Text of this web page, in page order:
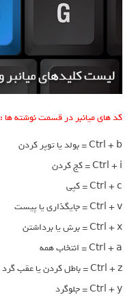
کد های میانبر در قسمت نوشته ها :
Ctrl + b = بولد یا توپر کردن
Ctrl + i = کج کردن
Ctrl + c = کپی
Ctrl + v = جایگذاری یا پیست
Ctrl + x = برش یا برداشتن
Ctrl + a = انتخاب همه
Ctrl + z = باطل کردن یا عقب گرد
Ctrl + y = جلوگرد